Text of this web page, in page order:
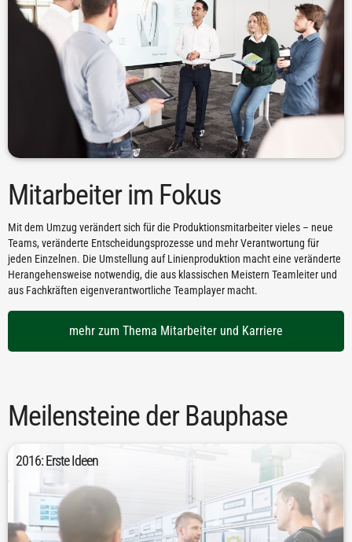
Mitarbeiter im Fokus
Mit dem Umzug verändert sich für die Produktionsmitarbeiter vieles – neue
Teams, veränderte Entscheidungsprozesse und mehr Verantwortung für
jeden Einzelnen. Die Umstellung auf Linienproduktion macht eine veränderte
Herangehensweise notwendig, die aus klassischen Meistern Teamleiter und
aus Fachkräften eigenverantwortliche Teamplayer macht.
mehr zum Thema Mitarbeiter und Karriere
Meilensteine der Bauphase
2016: Erste Ideen